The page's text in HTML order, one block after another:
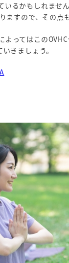
いるかもしれませ
すので、その点
よってはこの
きましょう。